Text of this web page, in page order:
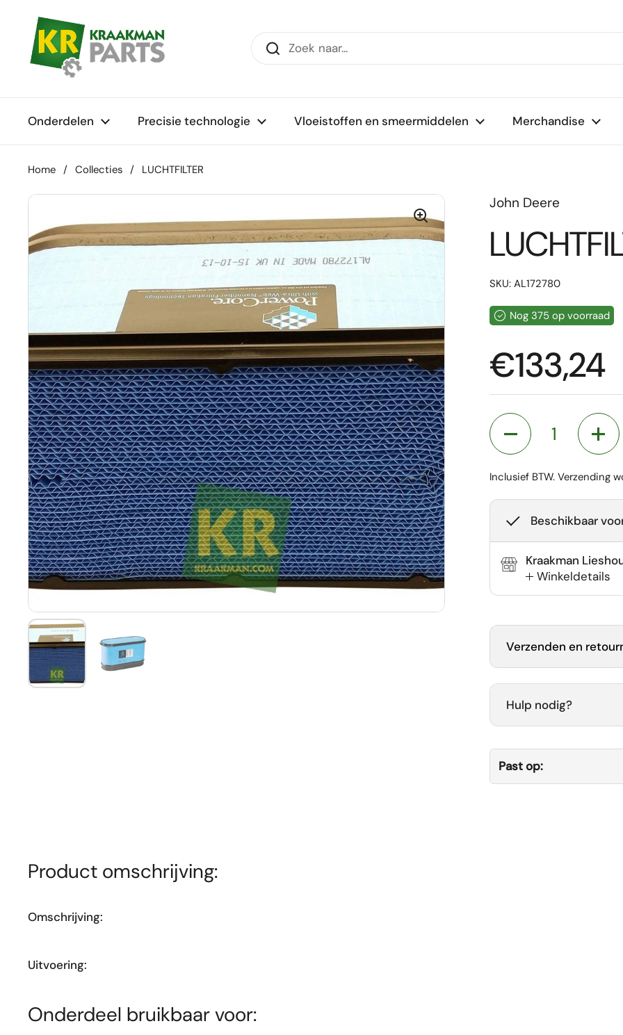
Onderdelen Precisie technologie Vloeistoffen en smeermiddelen Merchandise
Home / Collecties / LUCHTFILTER
Toon dia 1
John Deere
SKU: AL172780
Nog 375 op voorraad
Prijs:
€133,24
Aantal
Inclusief BTW. Verzending
Beschikbaar
Kraakman
Winkeldetails
Verzenden en
Hulp nodig?
Past op:
Product omschrijving:
Omschrijving:
Uitvoering:
Onderdeel bruikbaar voor: